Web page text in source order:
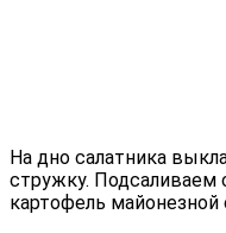
На дно салатника
стружку. Подсаливаем
картофель майонезной